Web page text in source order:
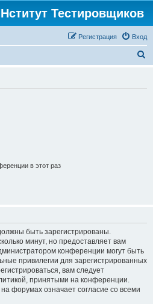
Тестировщиков
Вход
Регистрация
в этот раз
быть зарегистрированы.
минут, но предоставляет вам
конференции могут быть
привилегии для зарегистрированных
вам следует
принятыми на конференции.
форумах означает согласие со всеми